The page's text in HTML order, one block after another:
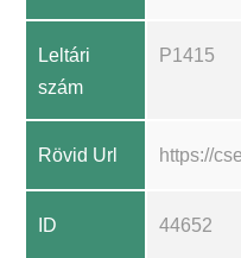
Leltári
szám
P1415
Rövid Url https://
ID 44652